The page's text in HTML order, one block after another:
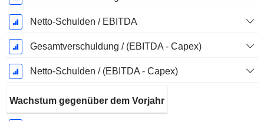
Netto-Schulden / EBITDA
Gesamtverschuldung / (EBITDA - Capex)
Netto-Schulden / (EBITDA - Capex)
Wachstum gegenüber dem Vorjahr